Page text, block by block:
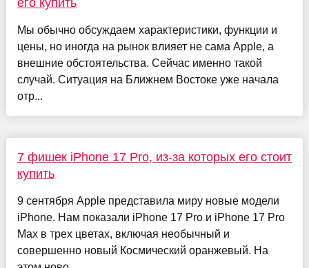
его купить
Мы обычно обсуждаем характеристики, функции и
цены, но иногда на рынок влияет не сама Apple, а
внешние обстоятельства. Сейчас именно такой
случай. Ситуация на Ближнем Востоке уже начала
отр...
7 фишек iPhone 17 Pro, из-за которых его стоит
купить
9 сентября Apple представила миру новые модели
iPhone. Нам показали iPhone 17 Pro и iPhone 17 Pro
Max в трех цветах, включая необычный и
совершенно новый Космический оранжевый. На